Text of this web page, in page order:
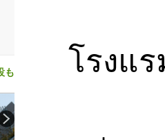
も
โรงแ